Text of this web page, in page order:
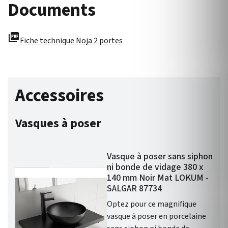
Documents
picture_as_pdfFiche technique Noja 2 portes
Accessoires
Vasques à poser
Vasque à poser sans siphon
ni bonde de vidage 380 x
140 mm Noir Mat LOKUM -
SALGAR 87734
Optez pour ce magnifique
vasque à poser en porcelaine